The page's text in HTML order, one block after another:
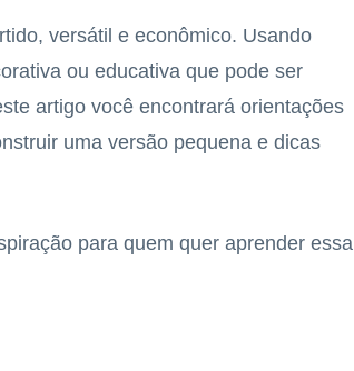
versátil e econômico. Usando
ou educativa que pode ser
artigo você encontrará orientações
uma versão pequena e dicas
para quem quer aprender essa